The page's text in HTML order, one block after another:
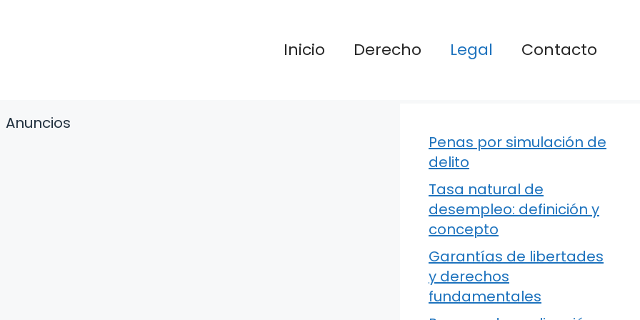
Inicio Derecho Legal Contacto
Anuncios
Penas por simulación de
delito
Tasa natural de
desempleo: definición y
concepto
Garantías de libertades
y derechos
fundamentales